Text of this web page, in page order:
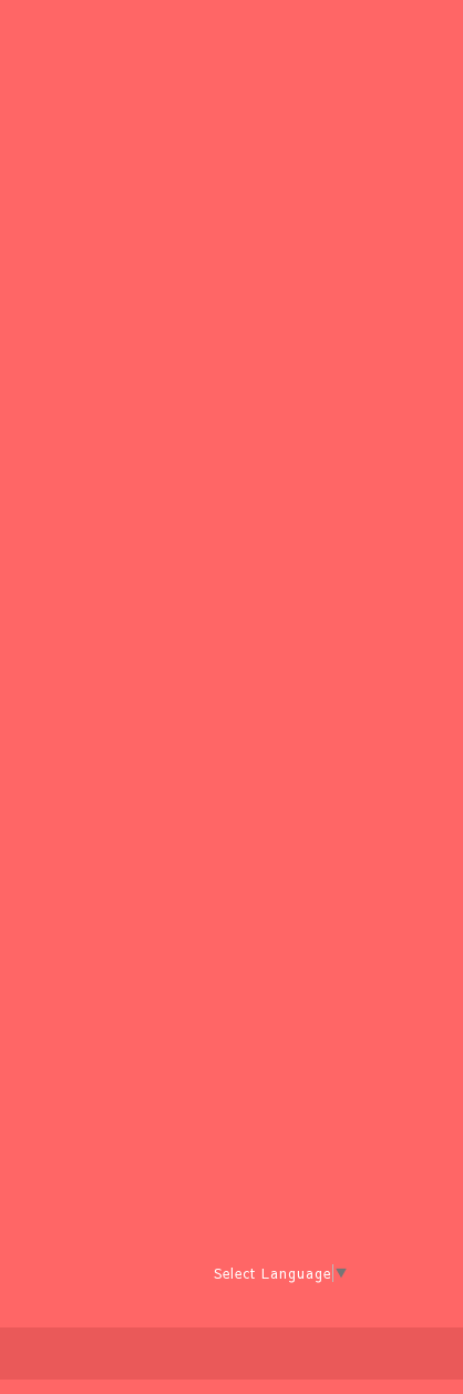
Select Language ▼